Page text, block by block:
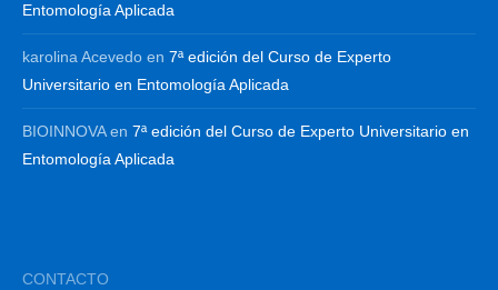
Entomología Aplicada
karolina Acevedo en 7ª edición del Curso de Experto
Universitario en Entomología Aplicada
BIOINNOVAen 7ª edición del Curso de Experto Universitario en
Entomología Aplicada
CONTACTO